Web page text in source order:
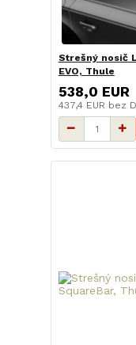
Strešný nosič
EVO, Thule
538,0 EUR
437,4 EUR bez